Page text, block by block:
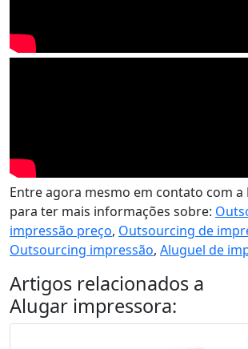
Entre agora mesmo em contato com a
para ter mais informações sobre:
impressão preço, Outsourcing de
Outsourcing impressão, Aluguel de
Artigos relacionados a
Alugar impressora: